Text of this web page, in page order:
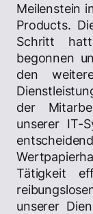
Meilenstein
Products.
Schritt
begonnen
den
der
unserer IT-
Tätigkeit
unserer